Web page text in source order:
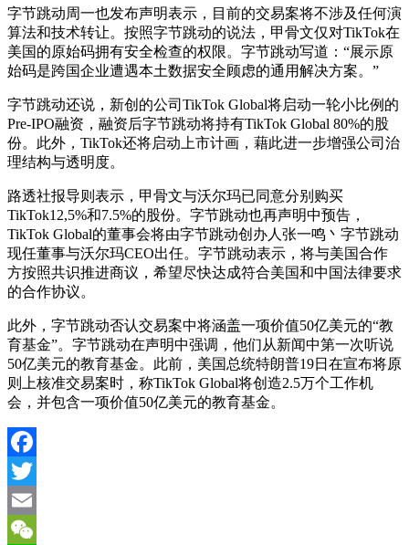
字节跳动周一也发布声明表示，目前的交易案将不涉及任何演
算法和技术转让。按照字节跳动的说法，甲骨文仅对TikTok在
美国的原始码拥有安全检查的权限。字节跳动写道：“展示原
始码是跨国企业遭遇本土数据安全顾虑的通用解决方案。”
字节跳动还说，新创的公司TikTok Global将启动一轮小比例的
Pre-IPO融资，融资后字节跳动将持有TikTok Global 80%的股
份。此外，TikTok还将启动上市计画，藉此进一步增强公司治
理结构与透明度。
路透社报导则表示，甲骨文与沃尔玛已同意分别购买
TikTok12,5%和7.5%的股份。字节跳动也再声明中预告，
TikTok Global的董事会将由字节跳动创办人张一鸣丶字节跳动
现任董事与沃尔玛CEO出任。字节跳动表示，将与美国合作
方按照共识推进商议，希望尽快达成符合美国和中国法律要求
的合作协议。
此外，字节跳动否认交易案中将涵盖一项价值50亿美元的“教
育基金”。字节跳动在声明中强调，他们从新闻中第一次听说
50亿美元的教育基金。此前，美国总统特朗普19日在宣布将原
则上核准交易案时，称TikTok Global将创造2.5万个工作机
会，并包含一项价值50亿美元的教育基金。
Facebook
Twitter
Email